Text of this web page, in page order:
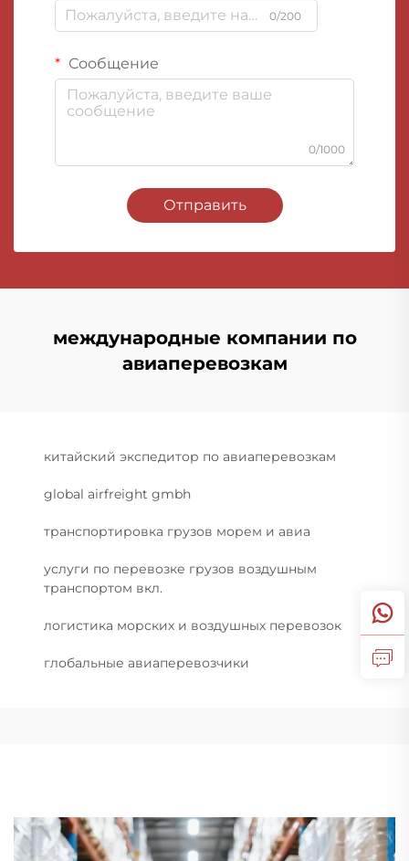
0/200
Сообщение
0/1000
Отправить
международные компании по
авиаперевозкам
китайский экспедитор по авиаперевозкам
global airfreight gmbh
транспортировка грузов морем и авиа
услуги по перевозке грузов воздушным
транспортом вкл.
логистика морских и воздушных перевозок
глобальные авиаперевозчики